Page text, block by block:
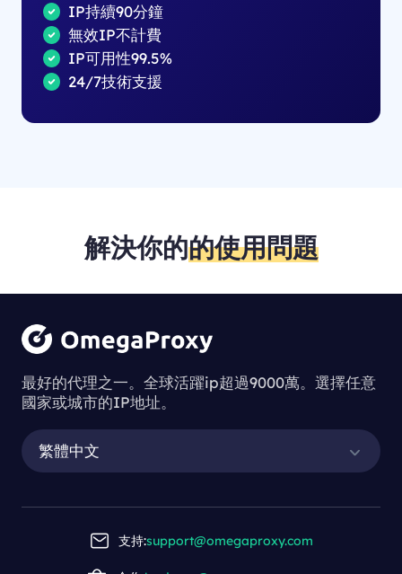
IP持續90分鐘
無效IP不計費
IP可用性99.5%
24/7技術支援
解決你的的使用問題
最好的代理之一。全球活躍ip超過9000萬。選擇任意
國家或城市的IP地址。
繁體中文
支持:support@omegaproxy.com